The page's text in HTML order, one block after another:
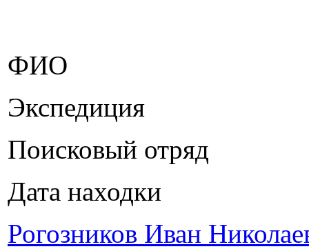
ФИО
Экспедиция
Поисковый отряд
Дата находки
Рогозников Иван